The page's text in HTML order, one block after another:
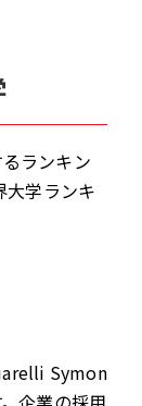
ランキン
大学ランキ
Symon